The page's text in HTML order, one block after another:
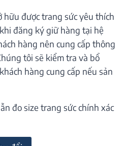
hữu được trang sức yêu thích
đăng ký giữ hàng tại hệ
hàng nên cung cấp thông
tôi sẽ kiểm tra và bổ
hàng cung cấp nếu sản
đo size trang sức chính xác